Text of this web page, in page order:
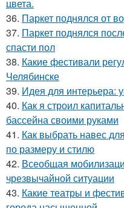
цвета.
36. Паркет поднялся от
37. Паркет поднялся
спасти пол
38. Какие фестивали
Челябинске
39. Идея для интерьера:
40. Как я строил
бассейна своими руками
41. Как выбрать навес
по размеру и стилю
42. Всеобщая
чрезвычайной ситуации
43. Какие театры и